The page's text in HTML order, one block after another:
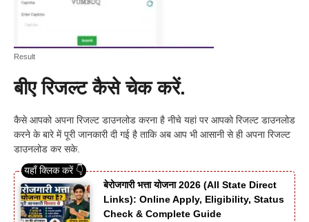
Result
बीए रिजल्ट कैसे चेक करें.
कैसे आपको अपना रिजल्ट डाउनलोड करना है नीचे यहां पर आपको रिजल्ट डाउनलोड
करने के बारे में पूरी जानकारी दी गई है ताकि अब आप भी आसानी से ही अपना रिजल्ट
डाउनलोड कर सके.
बेरोजगारी भत्ता योजना 2026 (All State Direct
Links): Online Apply, Eligibility, Status
Check & Complete Guide